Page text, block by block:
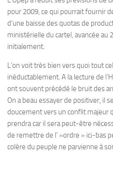
pour 2009, ce qui pourrait fournir
d’une baisse des quotas de
ministérielle du cartel, avancée au
initialement.
L’on voit très bien vers quoi tout
inéductablement. A la lecture de
ont souvent précédé le bruit des
On a beau essayer de positiver, il
doucement vers un conflit majeur
prendra car il sera peut-être
de remettre de l' »ordre » ici-bas
colère du peuple ne parvienne à